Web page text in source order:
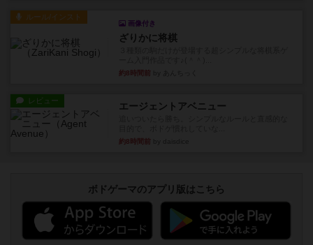
ルール/インスト
画像付き
ざりかに将棋
約8時間前
レビュー エージェントアベニュー
約8時間前
ボドゲーマのアプリ版はこちら